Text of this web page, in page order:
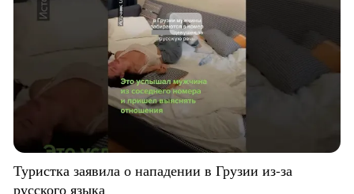
Туристка заявила о нападении в Грузии из-за
русского языка